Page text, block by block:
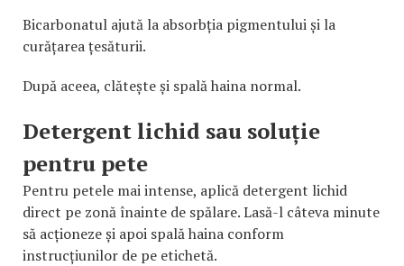
Bicarbonatul ajută la absorbția pigmentului și la
curățarea țesăturii.
După aceea, clătește și spală haina normal.
Detergent lichid sau soluție
pentru pete
Pentru petele mai intense, aplică detergent lichid
direct pe zonă înainte de spălare. Lasă-l câteva minute
să acționeze și apoi spală haina conform
instrucțiunilor de pe etichetă.